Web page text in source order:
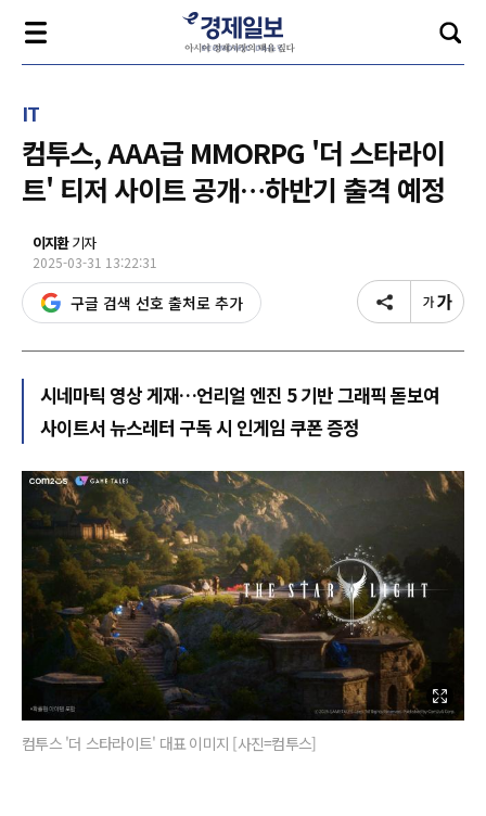
IT
컴투스, AAA급 MMORPG '더 스타라이
트' 티저 사이트 공개…하반기 출격 예정
이지환기자
2025-03-31 13:22:31
구글 검색 선호 출처로 추가
시네마틱 영상 게재…언리얼 엔진 5 기반 그래픽 돋보여
사이트서 뉴스레터 구독 시 인게임 쿠폰 증정
컴투스 '더 스타라이트' 대표 이미지 [사진=컴투스]